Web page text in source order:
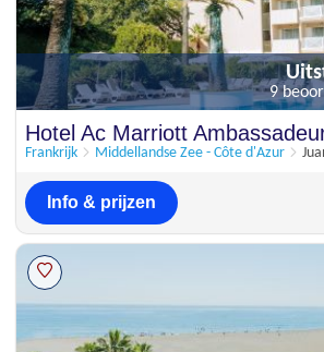
9
Hotel Ac Marriott
Frankrijk Middellandse Zee - Côte d'Azur
9
Info & prijzen